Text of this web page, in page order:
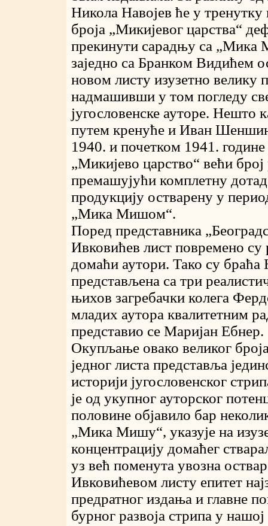
Никола Навојев ће у тренутку
броја „Микијевог царства“
прекинути сарадњу са
заједно са Бранком Видићем
новом листу изузетно велику
надмашивши у том погледу
југословенске ауторе. Нешто
путем кренуће и Иван
1940. и почетком 1941. године
„Микијево царство“ већи број
премашујући комплетну
продукцију остварену у
„Мика Мишом“.
Поред представника
Ивковићев лист повремено су
домаћи аутори. Тако су браћа
представљена са три
њихов загребачки колега
младих аутора квалитетним
представио се Маријан Ебнер.
Окупљање овако великог
једног листа представља
историји југословенског
је од укупног ауторског
половине објавило бар
„Мика Мишу“, указује на
концентрацију домаћег
уз већ поменута увозна
Ивковићевом листу епитет
предратног издања и главне
бурног развоја стрипа у